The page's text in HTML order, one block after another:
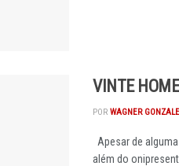
VINTE
POR WAGNER
Apesar de
além do